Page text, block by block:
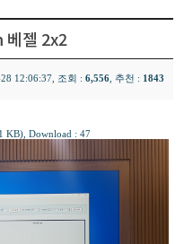
베젤 2x2
12:06:37, 조회 : 6,556 , 추천 : 1843
KB) , Download : 47